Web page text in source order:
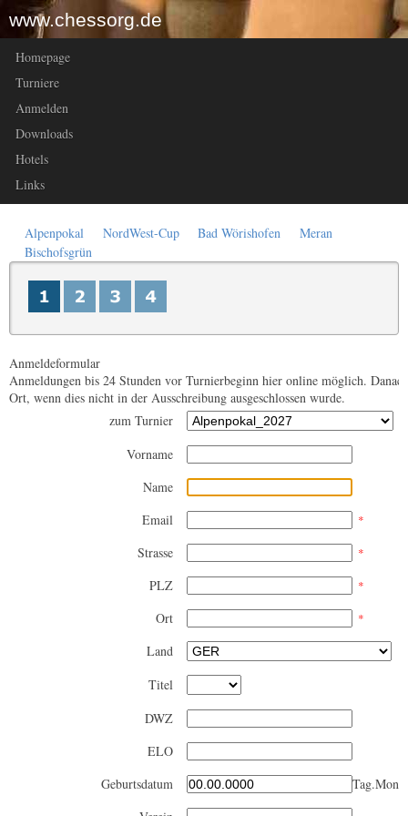
www.chessorg.de
Homepage
Turniere
Anmelden
Downloads
Hotels
Links
Alpenpokal NordWest-Cup Bad Wörishofen
Meran
Bischofsgrün
Anmeldeformular
Anmeldungen bis 24 Stunden vor Turnierbeginn hier online möglich.
Ort, wenn dies nicht in der Ausschreibung ausgeschlossen wurde.
zum Turnier
Vorname
Name
Email
*
Strasse *
PLZ *
Ort *
Land
Titel
DWZ
ELO
Geburtsdatum